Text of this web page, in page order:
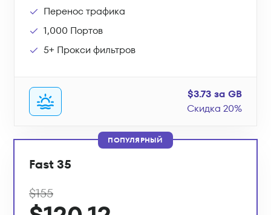
Перенос трафика
1,000 Портов
5+ Прокси фильтров
$3.73 за GB
Скидка 20%
ПОПУЛЯРНЫЙ
Fast 35
$155